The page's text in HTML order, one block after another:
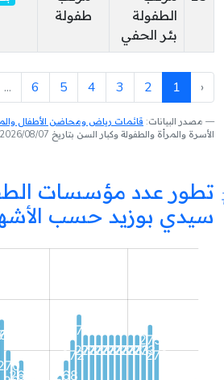
الطفولة
بئر الحفي
طفولة
‹
1
2
3
4
5
6
...
مصدر البيانات: قائمات رياض ومحاضن الأطفال
الأسرة والمرأة والطفولة وكبار السن بتاريخ 2026/08/07 على الساعة 16:31
تطور عدد مؤسسات
سيدي بوزيد حسب